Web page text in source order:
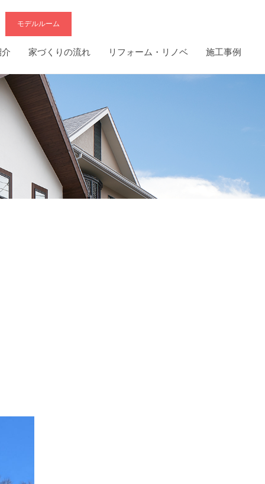
モデルルーム
家づくりの流れ リフォーム・リノベ 施工事例